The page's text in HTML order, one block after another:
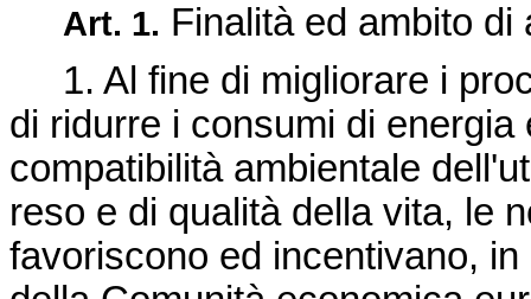
Art. 1. Finalità ed ambito di
1. Al fine di migliorare i
di ridurre i consumi di
compatibilità ambientale
reso e di qualità della vita, le
favoriscono ed incentivano,